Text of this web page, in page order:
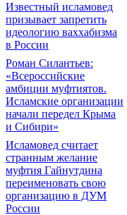
Известный исламовед
призывает запретить
идеологию ваххабизма
в России
Роман Силантьев:
«Всероссийские
амбиции муфтиятов.
Исламские организации
начали передел Крыма
и Сибири»
Исламовед считает
странным желание
муфтия Гайнутдина
переименовать свою
организацию в ДУМ
России